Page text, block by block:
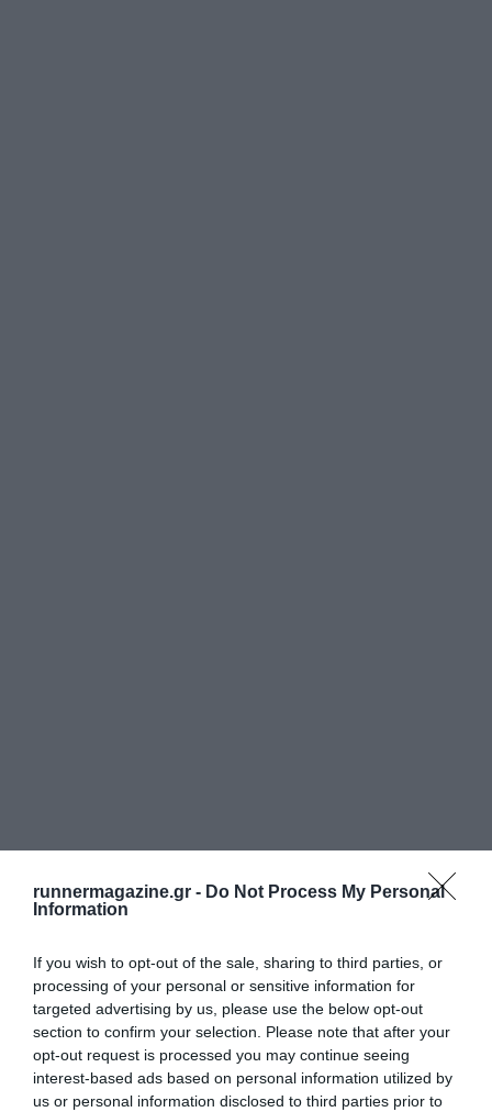
runnermagazine.gr - Do Not Process My Personal
Information
If you wish to opt-out of the sale, sharing to third parties, or
processing of your personal or sensitive information for
targeted advertising by us, please use the below opt-out
section to confirm your selection. Please note that after your
opt-out request is processed you may continue seeing
interest-based ads based on personal information utilized by
us or personal information disclosed to third parties prior to